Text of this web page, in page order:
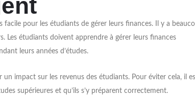
facile pour les étudiants de gérer leurs finances. Il y a
Les étudiants doivent apprendre à gérer leurs finances
leurs années d’études.
impact sur les revenus des étudiants. Pour éviter cela, il
supérieures et qu’ils s’y préparent correctement.